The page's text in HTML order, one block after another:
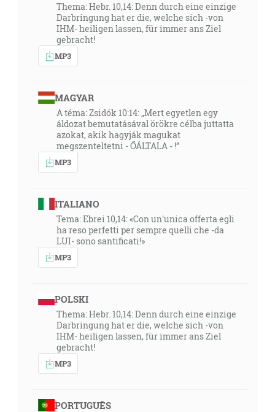
Thema: Hebr. 10,14: Denn durch eine einzige
Darbringung hat er die, welche sich -von
IHM- heiligen lassen, für immer ans Ziel
gebracht!
MP3
MAGYAR
A téma: Zsidók 10:14: „Mert egyetlen egy
áldozat bemutatásával örökre célba juttatta
azokat, akik hagyják magukat
megszenteltetni - ŐÁLTALA - !”
MP3
ITALIANO
Tema: Ebrei 10,14: «Con un'unica offerta egli
ha reso perfetti per sempre quelli che -da
LUI- sono santificati!»
MP3
POLSKI
Thema: Hebr. 10,14: Denn durch eine einzige
Darbringung hat er die, welche sich -von
IHM- heiligen lassen, für immer ans Ziel
gebracht!
MP3
PORTUGUÊS